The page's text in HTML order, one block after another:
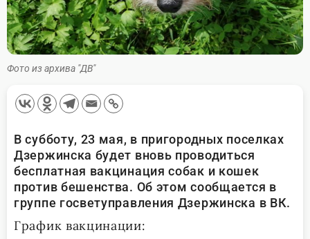
Фото из архива "ДВ"
В субботу, 23 мая, в пригородных поселках
Дзержинска будет вновь проводиться
бесплатная вакцинация собак и кошек
против бешенства. Об этом сообщается в
группе госветуправления Дзержинска в ВК.
График вакцинации: